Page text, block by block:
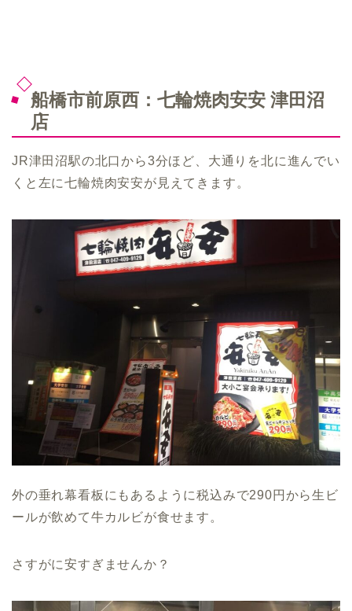
船橋市前原西：七輪焼肉安安 津田沼
店
JR津田沼駅の北口から3分ほど、大通りを北に進んでい
くと左に七輪焼肉安安が見えてきます。
外の垂れ幕看板にもあるように税込みで290円から生ビ
ールが飲めて牛カルビが食せます。
さすがに安すぎませんか？